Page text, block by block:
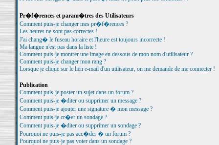
Pr�f�rences et param�tres des Utilisateurs
Comment puis-je changer mes pr�f�rences ?
Les heures ne sont pas correctes !
J'ai chang� le fuseau horaire et l'heure est toujours incorrecte !
Ma langue n'est pas dans la liste !
Comment puis-je montrer une image en dessous de mon nom d'utilisateur ?
Comment puis-je changer mon rang ?
Lorsque je clique sur le lien e-mail d'un utilisateur, on me demande de me connecter !
Publication
Comment puis-je poster un sujet dans un forum ?
Comment puis-je �diter ou supprimer un message ?
Comment puis-je ajouter une signature � mon message ?
Comment puis-je cr�er un sondage ?
Comment puis-je �diter ou supprimer un sondage ?
Pourquoi ne puis-je pas acc�der � un forum ?
Pourquoi ne puis-je pas voter dans un sondage ?